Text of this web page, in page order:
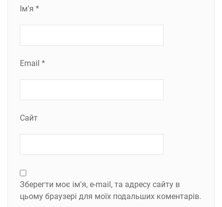
Ім'я *
Email *
Сайт
Зберегти моє ім'я, e-mail, та адресу сайту в
цьому браузері для моїх подальших коментарів.